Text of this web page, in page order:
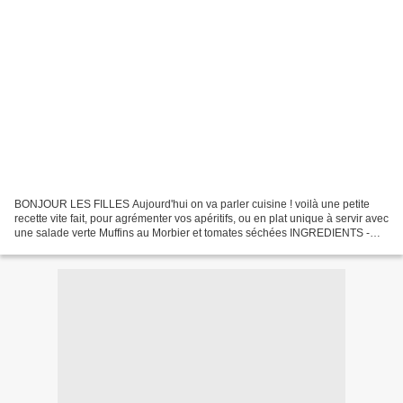
BONJOUR LES FILLES Aujourd'hui on va parler cuisine ! voilà une petite
recette vite fait, pour agrémenter vos apéritifs, ou en plat unique à servir avec
une salade verte Muffins au Morbier et tomates séchées INGREDIENTS -